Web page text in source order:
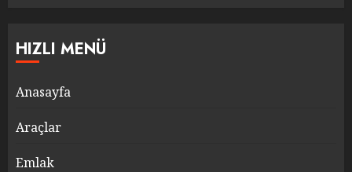
HIZLI MENÜ
Anasayfa
Araçlar
Emlak